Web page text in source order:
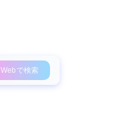
Webで検索